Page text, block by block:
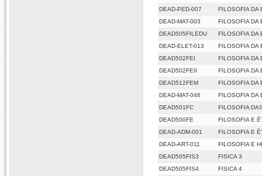
DEAD-PED-007
FILOSOFIA DA
DEAD-MAT-003
FILOSOFIA DA
DEAD505FILEDU
FILOSOFIA DA
DEAD-ELET-013
FILOSOFIA DA
DEAD502FEI
FILOSOFIA DA
DEAD502FEII
FILOSOFIA DA
DEAD512FEM
FILOSOFIA DA
DEAD-MAT-046
FILOSOFIA DA
DEAD501FC
FILOSOFIA
DEAD500FE
FILOSOFIA E
DEAD-ADM-001
FILOSOFIA E
DEAD-ART-011
FILOSOFIA E
DEAD505FIS3
FISICA 3
DEAD505FIS4
FISICA 4